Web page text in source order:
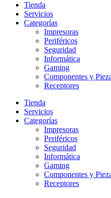
Tienda
Servicios
Categorías
Impresoras
Periféricos
Seguridad
Informática
Gaming
Componentes y
Receptores
Tienda
Servicios
Categorías
Impresoras
Periféricos
Seguridad
Informática
Gaming
Componentes y
Receptores